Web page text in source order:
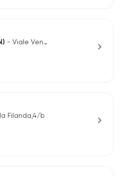
- Viale Venezia 72/A
chevron_right
Filanda,4/b
chevron_right